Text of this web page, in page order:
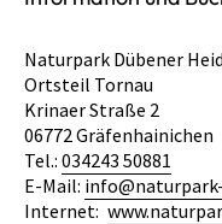
Naturpark Dübener
Ortsteil Tornau
Krinaer Straße 2
06772 Gräfenhainichen
Tel.: 034243 50881
E-Mail:
Internet: